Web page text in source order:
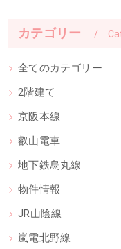
カテゴリー
全てのカテゴリー
2階建て
京阪本線
叡山電車
地下鉄烏丸線
物件情報
JR山陰線
嵐電北野線